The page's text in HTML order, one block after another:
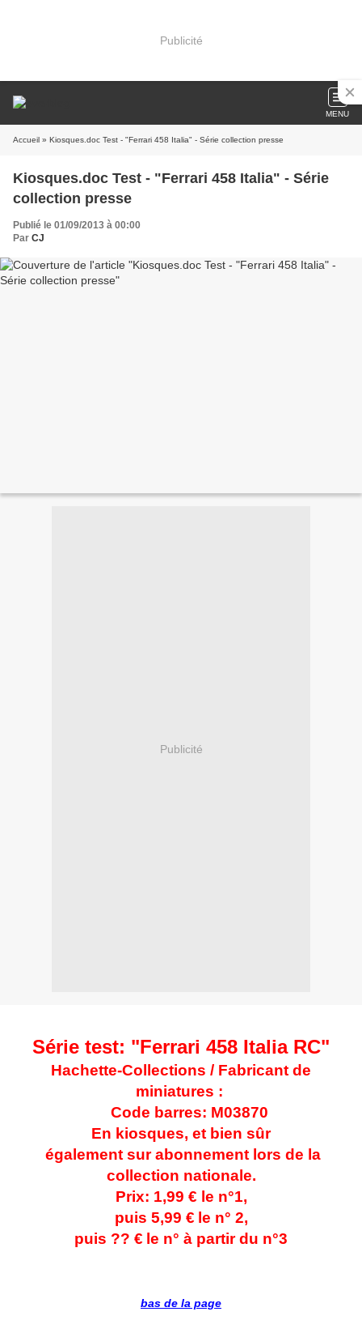
Publicité
MENU
Accueil » Kiosques.doc Test - "Ferrari 458 Italia" - Série collection presse
Kiosques.doc Test - "Ferrari 458 Italia" - Série
collection presse
Publié le 01/09/2013 à 00:00
Par CJ
Publicité
Série test: "Ferrari 458 Italia RC"
Hachette-Collections / Fabricant de
miniatures :
Code barres: M03870
En kiosques, et bien sûr
également sur abonnement lors de la
collection nationale.
Prix: 1,99 € le n°1,
puis 5,99 € le n° 2,
puis ?? € le n° à partir du n°3
bas de la page